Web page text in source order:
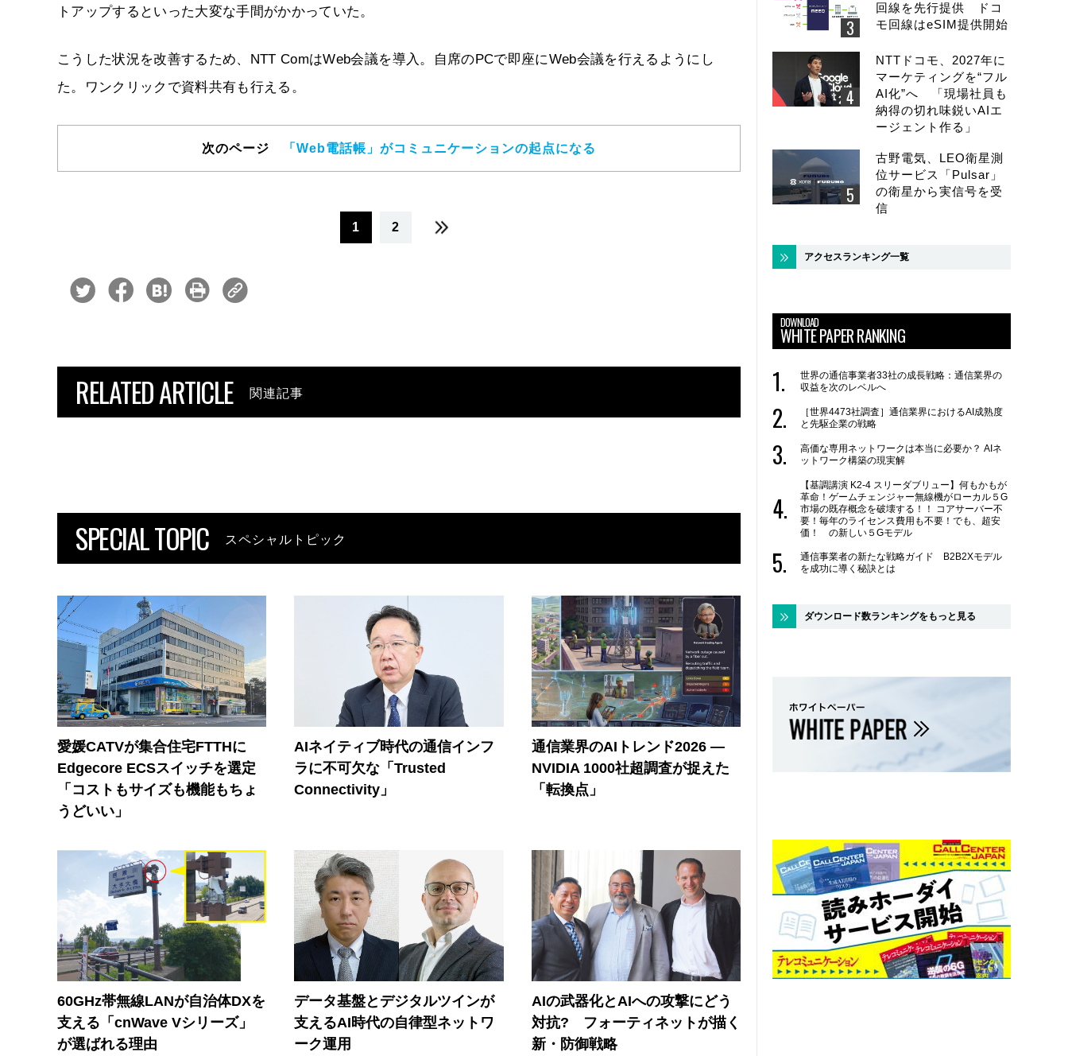
トアップするといった大変な手間がかかっていた。
こうした状況を改善するため、NTT ComはWeb会議を導入。自席のPCで即座にWeb会議を行えるようにし
た。ワンクリックで資料共有も行える。
次のページ 「Web電話帳」がコミュニケーションの起点になる
1 2
RELATED ARTICLE 関連記事
SPECIAL TOPIC スペシャルトピック
愛媛CATVが集合住宅FTTHに
Edgecore ECSスイッチを選定
「コストもサイズも機能もちょ
うどいい」
AIネイティブ時代の通信インフ
ラに不可欠な「Trusted
Connectivity」
通信業界のAIトレンド2026 ―
NVIDIA 1000社超調査が捉えた
「転換点」
60GHz帯無線LANが自治体DXを
支える「cnWave Vシリーズ」
が選ばれる理由
データ基盤とデジタルツインが
支えるAI時代の自律型ネットワ
ーク運用
AIの武器化とAIへの攻撃にどう
対抗? フォーティネットが描く
新・防御戦略
回線を先行提供 ドコ
モ回線はeSIM提供開始
NTTドコモ、2027年に
マーケティングを“フル
AI化”へ 「現場社員も
納得の切れ味鋭いAIエ
ージェント作る」
古野電気、LEO衛星測
位サービス「Pulsar」
の衛星から実信号を受
信
アクセスランキング一覧
DOWNLOAD
WHITE PAPER RANKING
世界の通信事業者33社の成長戦略：通信業界の
収益を次のレベルへ
［世界4473社調査］通信業界におけるAI成熟度
と先駆企業の戦略
高価な専用ネットワークは本当に必要か？ AIネ
ットワーク構築の現実解
【基調講演 K2-4 スリーダブリュー】何もかもが
革命！ゲームチェンジャー無線機がローカル５G
市場の既存概念を破壊する！！ コアサーバー不
要！毎年のライセンス費用も不要！でも、超安
価！ の新しい５Gモデル
通信事業者の新たな戦略ガイド B2B2Xモデル
を成功に導く秘訣とは
ダウンロード数ランキングをもっと見る